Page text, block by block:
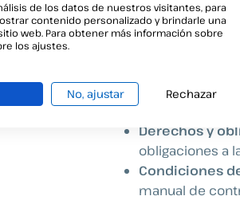
Una vez revisados
podemos olvidar otro
aunque generan
Objeto de
la relación
Derechos y
obligaciones a
Condiciones
manual de
de los datos de nuestros visitantes, para
contenido personalizado y brindarle una
web. Para obtener más información sobre
los ajustes.
No, ajustar Rechazar